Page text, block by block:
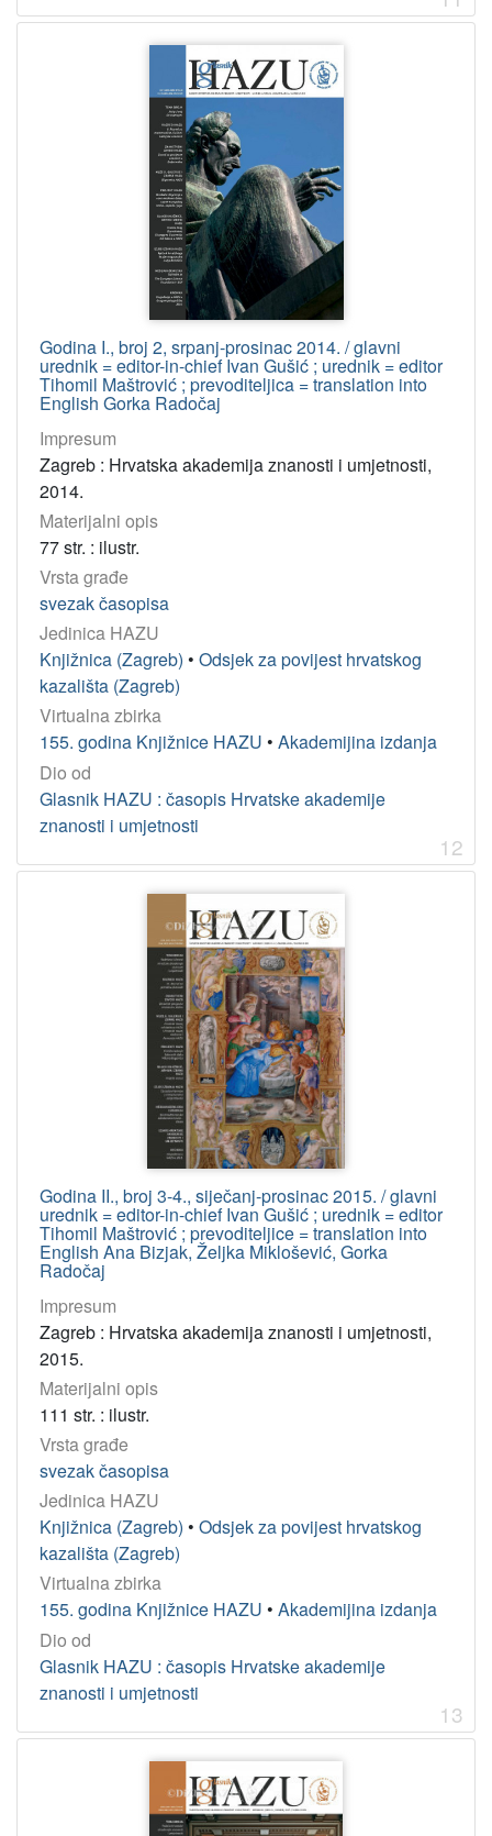
Godina I., broj 2, srpanj-prosinac 2014. / glavni
urednik = editor-in-chief Ivan Gušić ; urednik = editor
Tihomil Maštrović ; prevoditeljica = translation into
English Gorka Radočaj
Impresum
Zagreb : Hrvatska akademija znanosti i umjetnosti,
2014.
Materijalni opis
77 str. : ilustr.
Vrsta građe
svezak časopisa
Jedinica HAZU
Knjižnica (Zagreb) • Odsjek za povijest hrvatskog
kazališta (Zagreb)
Virtualna zbirka
155. godina Knjižnice HAZU • Akademijina izdanja
Dio od
Glasnik HAZU : časopis Hrvatske akademije
znanosti i umjetnosti
12
Godina II., broj 3-4., siječanj-prosinac 2015. / glavni
urednik = editor-in-chief Ivan Gušić ; urednik = editor
Tihomil Maštrović ; prevoditeljice = translation into
English Ana Bizjak, Željka Miklošević, Gorka
Radočaj
Impresum
Zagreb : Hrvatska akademija znanosti i umjetnosti,
2015.
Materijalni opis
111 str. : ilustr.
Vrsta građe
svezak časopisa
Jedinica HAZU
Knjižnica (Zagreb) • Odsjek za povijest hrvatskog
kazališta (Zagreb)
Virtualna zbirka
155. godina Knjižnice HAZU • Akademijina izdanja
Dio od
Glasnik HAZU : časopis Hrvatske akademije
znanosti i umjetnosti
13